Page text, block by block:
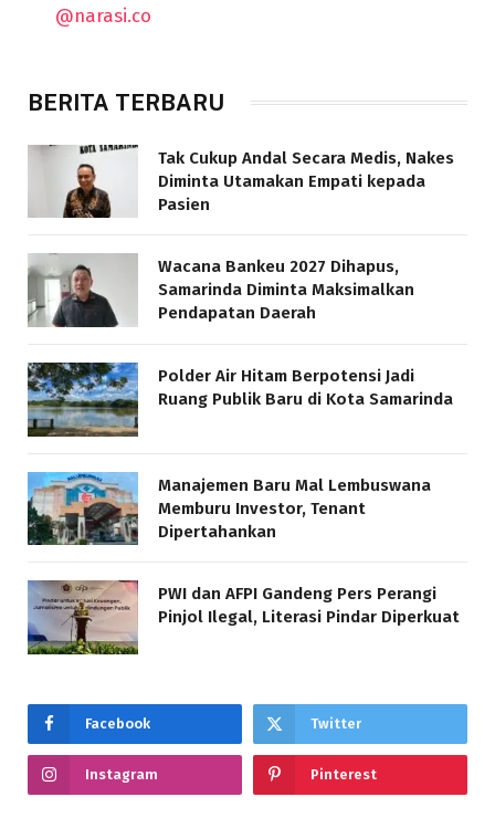
@narasi.co
BERITA TERBARU
Tak Cukup Andal Secara Medis, Nakes
Diminta Utamakan Empati kepada
Pasien
Wacana Bankeu 2027 Dihapus,
Samarinda Diminta Maksimalkan
Pendapatan Daerah
Polder Air Hitam Berpotensi Jadi
Ruang Publik Baru di Kota Samarinda
Manajemen Baru Mal Lembuswana
Memburu Investor, Tenant
Dipertahankan
PWI dan AFPI Gandeng Pers Perangi
Pinjol Ilegal, Literasi Pindar Diperkuat
Facebook Twitter
Instagram Pinterest